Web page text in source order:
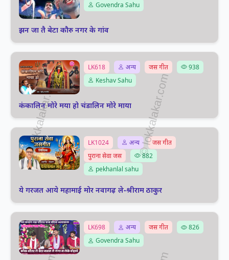
Govendra Sahu
झन जा तै बेटा कौरु नगर के गांव
LK618 अन्य जस गीत
938
Keshav Sahu
कंकालिन मोरे मया हो चंडालिन मोरे माया
LK1024 अन्य
जस गीत
पुराना सेवा जस
882
pekhanlal sahu
ये गरजत आये महामाई मोर नवागढ़ ले-श्रीराम ठाकुर
LK698 अन्य जस गीत
826
Govendra Sahu